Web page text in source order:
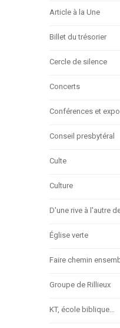
Article à la Une
Billet du trésorier
Cercle de silence
Concerts
Conférences et
Conseil presbytéral
Culte
Culture
D'une rive à l'autre
Église verte
Faire chemin
Groupe de Rillieux
KT, école biblique…